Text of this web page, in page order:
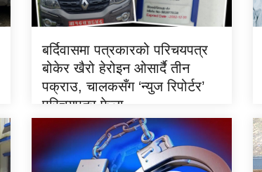
बर्दिवासमा पत्रकारको परिचयपत्र
बोकेर खैरो हेरोइन ओसार्दै तीन
पक्राउ, चालकसँग ‘न्युज रिपोर्टर’
परिचयपत्र फेला